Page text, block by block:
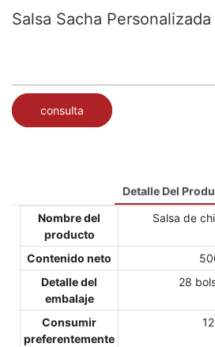
Salsa Sacha
consulta
Detalle Del
Nombre del
producto
Salsa de
Contenido neto
Detalle del
embalaje
28
Consumir
preferentemente